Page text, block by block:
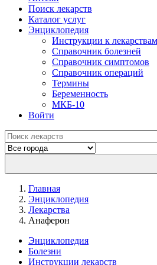
Поиск лекарств
Каталог услуг
Энциклопедия
Инструкции к лекарствам
Справочник болезней
Справочник симптомов
Справочник операций
Термины
Беременность
МКБ-10
Войти
Главная
Энциклопедия
Лекарства
Анаферон
Энциклопедия
Болезни
Инструкции лекарств